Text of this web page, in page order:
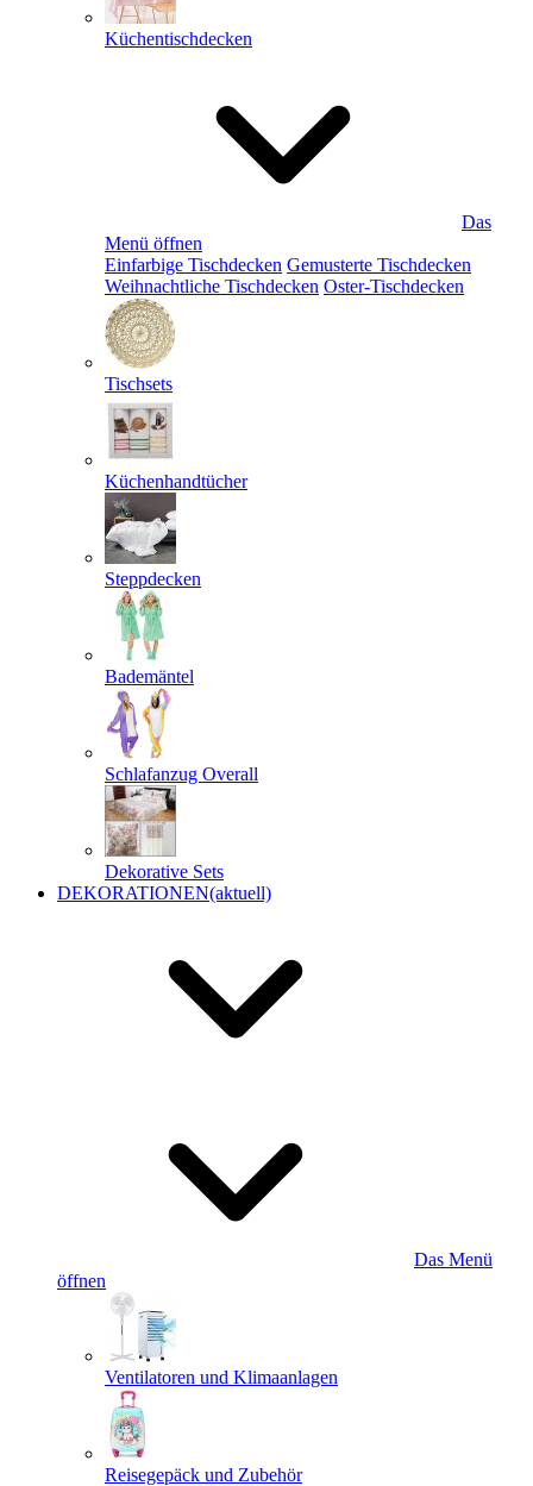
Küchentischdecken
Das
Menü öffnen
Einfarbige Tischdecken Gemusterte Tischdecken
Weihnachtliche Tischdecken Oster-Tischdecken
Tischsets
Küchenhandtücher
Steppdecken
Bademäntel
Schlafanzug Overall
Dekorative Sets
DEKORATIONEN(aktuell)
Das Menü
öffnen
Ventilatoren und Klimaanlagen
Reisegepäck und Zubehör